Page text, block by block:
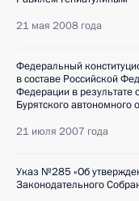
21 мая 2008 года
Федеральный
в составе Российской
Федерации в результате
Бурятского автономного
21 июля 2007 года
Указ №285 «Об
Законодательного